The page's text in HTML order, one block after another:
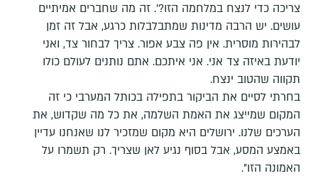
צריכה כדי לנצח במלחמה הזו?'. זה מה שחברים אמיתיים
עושים. יש הרבה מדינות שמתבלבלות כרגע, אבל זה זמן
לבהירות מוסרית. אין פה צבע אפור. צריך לבחור צד, ואני
יודעת באיזה צד אני. אני איתכם. אתם נותנים לעולם כולו
תקווה שהטוב ינצח.
בחרתי לסיים את הביקור בתפילה בכותל המערבי כי זה
המקום שמייצג את האמת השלמה, את כל מה שקדוש, את
הערכים שלנו. ירושלים היא מקום שמזכיר לנו שאנחנו עדיין
באמצע המסע, אבל בסוף נגיע לאן שצריך. רק תשמרו על
האמונה הזו".